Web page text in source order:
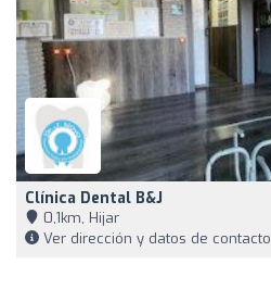
Clínica Dental B&J
0,1km, Hijar
Ver dirección y datos de contacto